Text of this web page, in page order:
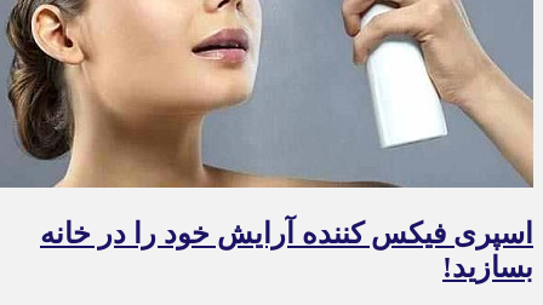
اسپری فیکس کننده آرایش خود را در خانه
بسازید!